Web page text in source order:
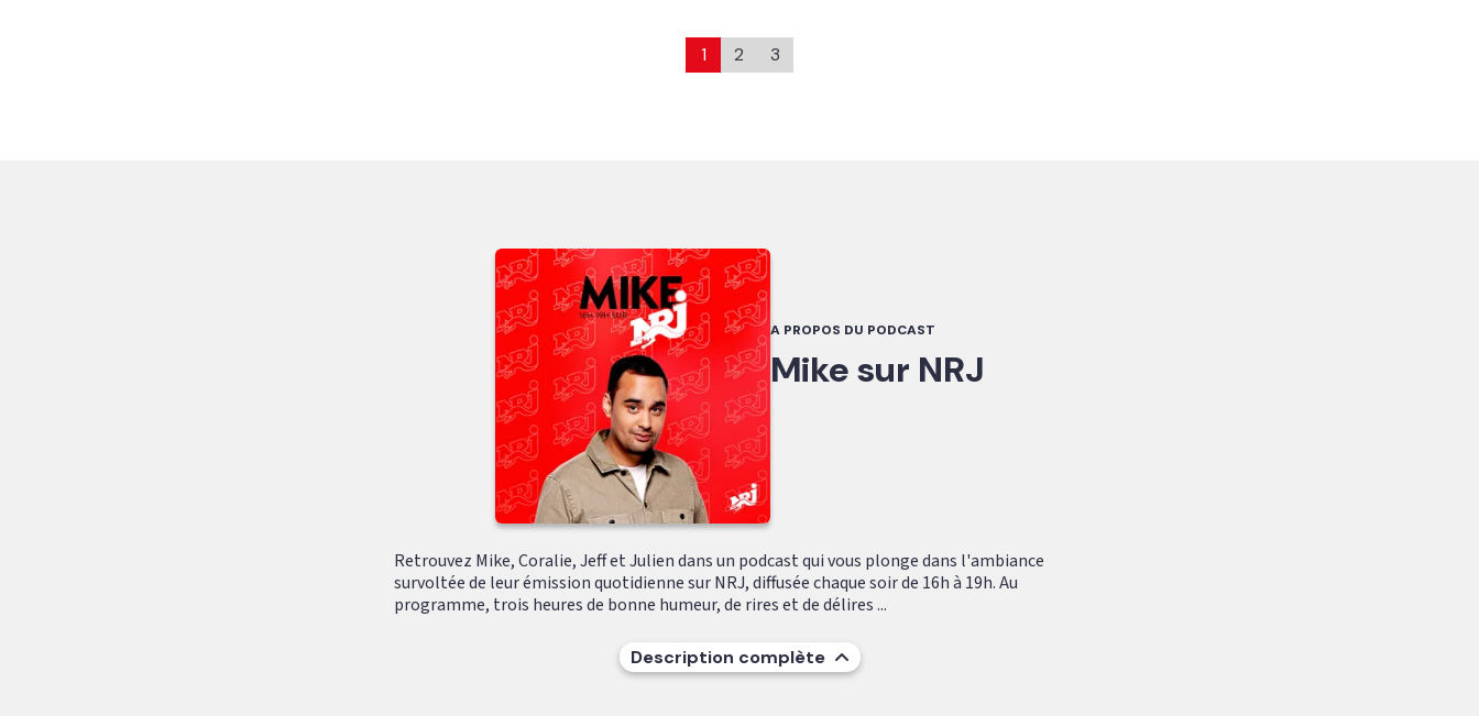
1 2 3
A PROPOS DU PODCAST
Mike sur NRJ
Retrouvez Mike, Coralie, Jeff et Julien dans un podcast qui vous plonge dans l'ambiance
survoltée de leur émission quotidienne sur NRJ, diffusée chaque soir de 16h à 19h. Au
programme, trois heures de bonne humeur, de rires et de délires ...
Description complète